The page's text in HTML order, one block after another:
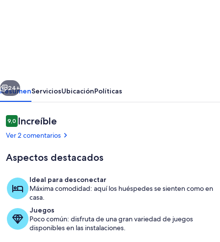
beach
+
5
free
Siguiente
24+
ResumenServiciosUbicaciónPolíticas
Comentarios
9,09,0 de 10
Increíble
Ver 2 comentarios
Aspectos destacados
Ideal para desconectar
Máxima comodidad: aquí los huéspedes se sienten como en
casa.
Juegos
Poco común: disfruta de una gran variedad de juegos
disponibles en las instalaciones.